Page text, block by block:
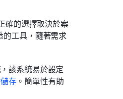
確的選擇取決於案
工具，隨著需求
該系統易於設定
存 。簡單性有助